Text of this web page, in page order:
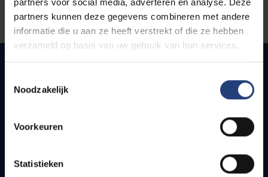
partners kunnen deze gegevens combineren met andere
informatie die u aan ze heeft verstrekt of die ze hebben
verzameld op basis van uw gebruik van hun services.
Noodzakelijk
Voorkeuren
Statistieken
Quick links
How to get to the VUB campuses